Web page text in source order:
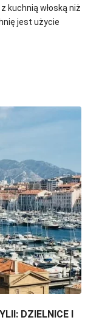
kuchnią włoską niż
jest użycie
DZIELNICE I